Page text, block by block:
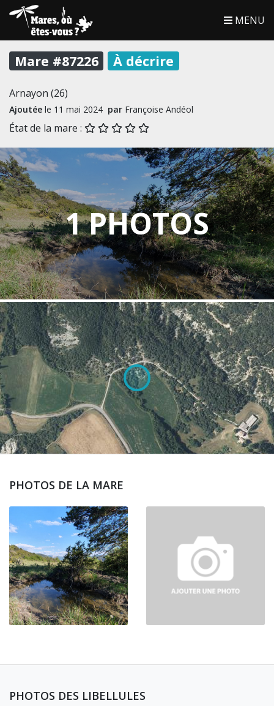
MENU
Mare #87226 À décrire
Arnayon (26)
Ajoutée le 11 mai 2024 par Françoise Andéol
État de la mare :
1 PHOTOS
PHOTOS DE LA MARE
PHOTOS DES LIBELLULES